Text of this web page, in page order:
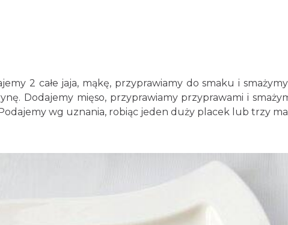
2 całe jaja, mąkę, przyprawiamy do smaku i
Dodajemy mięso, przyprawiamy przyprawami i
wg uznania, robiąc jeden duży placek lub trzy